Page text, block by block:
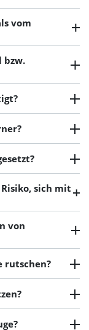
vom
bzw.
sich mit
von
rutschen?